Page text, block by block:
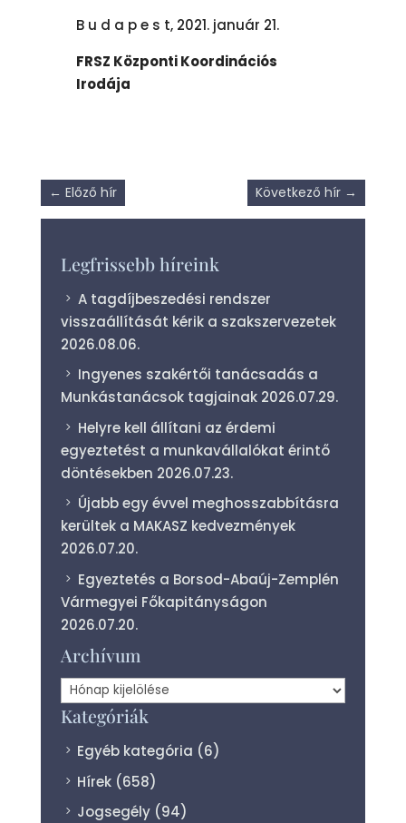
B u d a p e s t, 2021. január 21.
FRSZ Központi Koordinációs
Irodája
← Előző hír Következő hír →
Legfrissebb híreink
A tagdíjbeszedési rendszer
visszaállítását kérik a szakszervezetek
2026.08.06.
Ingyenes szakértői tanácsadás a
Munkástanácsok tagjainak 2026.07.29.
Helyre kell állítani az érdemi
egyeztetést a munkavállalókat érintő
döntésekben 2026.07.23.
Újabb egy évvel meghosszabbításra
kerültek a MAKASZ kedvezmények
2026.07.20.
Egyeztetés a Borsod-Abaúj-Zemplén
Vármegyei Főkapitányságon
2026.07.20.
Archívum
Archívum
Kategóriák
Egyéb kategória (6)
Hírek (658)
Jogsegély (94)